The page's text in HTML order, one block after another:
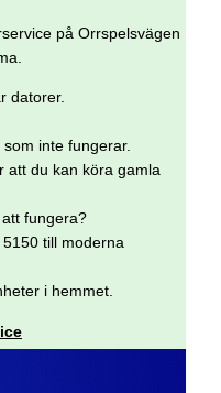
på Orrspelsvägen
datorer.
inte fungerar.
att du kan köra gamla
fungera?
till moderna
i hemmet.